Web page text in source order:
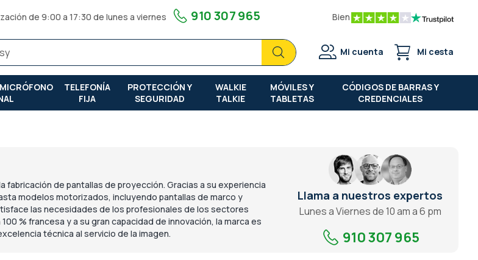
de 9:00 a 17:30 de lunes a viernes 910 307 965 Bien
BuscarBuscar
Mi cuenta Mi cesta
TELEFONÍA
FIJA
PROTECCIÓN Y
SEGURIDAD
WALKIE
TALKIE
MÓVILES Y
TABLETAS
CÓDIGOS DE BARRAS Y
CREDENCIALES
fabricación de pantallas de proyección. Gracias a su experiencia
modelos motorizados, incluyendo pantallas de marco y
las necesidades de los profesionales de los sectores
% francesa y a su gran capacidad de innovación, la marca es
técnica al servicio de la imagen.
Llama a nuestros expertos
Lunes a Viernes de 10 am a 6 pm
910 307 965